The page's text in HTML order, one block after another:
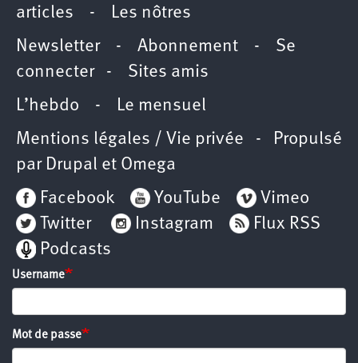
articles - Les nôtres
Newsletter- Abonnement - Se
connecter- Sites amis
L’hebdo - Le mensuel
Mentions légales / Vie privée - Propulsé
par Drupal et Omega
Facebook
YouTube
Vimeo
Twitter
Instagram
Flux RSS
Podcasts
Username
Mot de passe